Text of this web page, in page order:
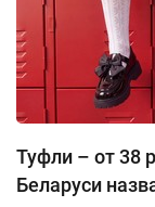
Туфли – от 38
Беларуси